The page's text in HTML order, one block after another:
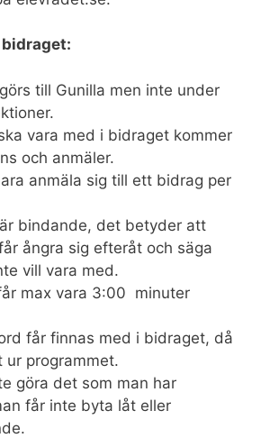
till Gunilla men inte under
vara med i bidraget kommer
och anmäler.
anmäla sig till ett bidrag per
bindande, det betyder att
ångra sig efteråt och säga
vill vara med.
max vara 3:00 minuter
får finnas med i bidraget, då
ur programmet.
göra det som man har
får inte byta låt eller